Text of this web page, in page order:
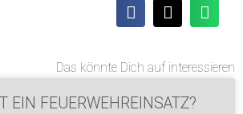
Das könnte Dich auf interessieren
EIN FEUERWEHREINSATZ?